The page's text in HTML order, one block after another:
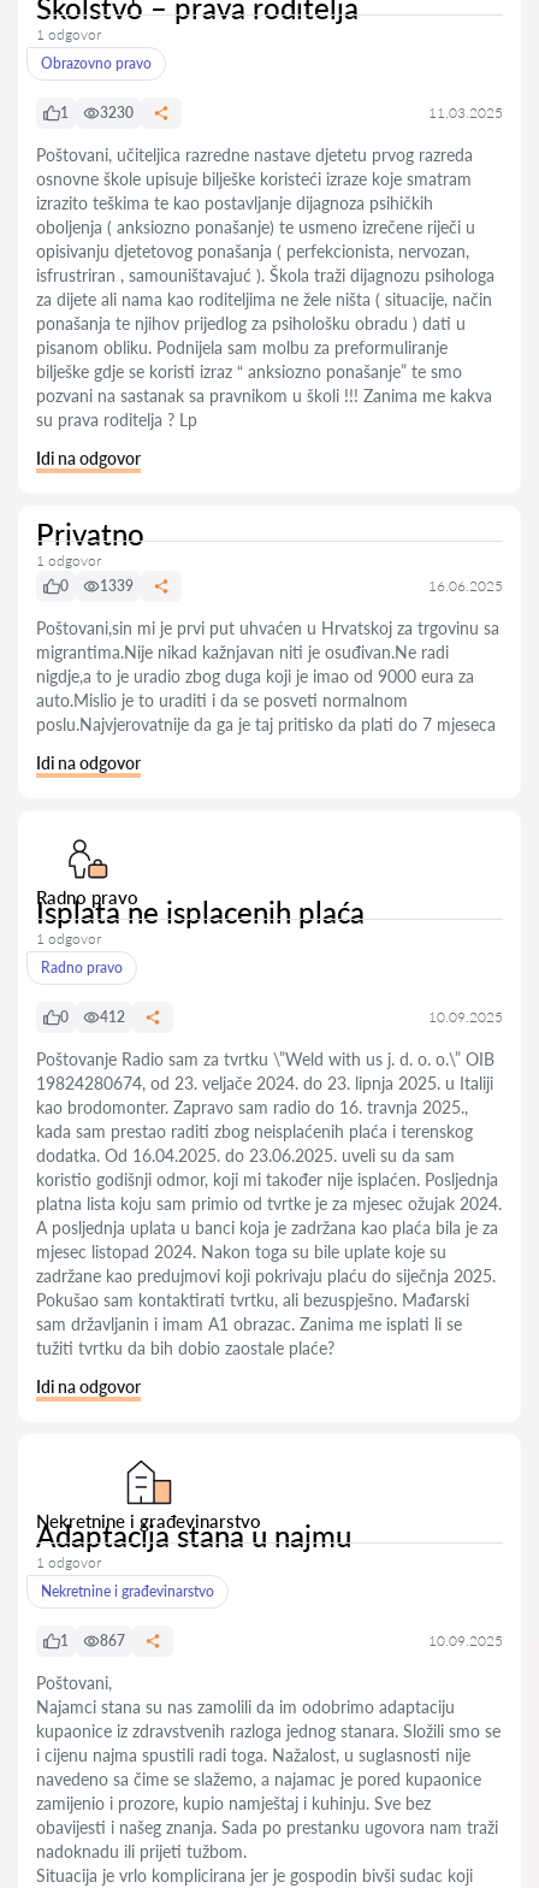
Školstvo – prava roditelja
1 odgovor
Obrazovno pravo
1 3230 11.03.2025
Poštovani, učiteljica razredne nastave djetetu prvog razreda
osnovne škole upisuje bilješke koristeći izraze koje smatram
izrazito teškima te kao postavljanje dijagnoza psihičkih
oboljenja ( anksiozno ponašanje) te usmeno izrečene riječi u
opisivanju djetetovog ponašanja ( perfekcionista, nervozan,
isfrustriran , samouništavajuć ). Škola traži dijagnozu psihologa
za dijete ali nama kao roditeljima ne žele ništa ( situacije, način
ponašanja te njihov prijedlog za psihološku obradu ) dati u
pisanom obliku. Podnijela sam molbu za preformuliranje
bilješke gdje se koristi izraz “ anksiozno ponašanje” te smo
pozvani na sastanak sa pravnikom u školi !!! Zanima me kakva
su prava roditelja ? Lp
Idi na odgovor
Privatno
1 odgovor
0
1339 16.06.2025
Poštovani,sin mi je prvi put uhvaćen u Hrvatskoj za trgovinu sa
migrantima.Nije nikad kažnjavan niti je osuđivan.Ne radi
nigdje,a to je uradio zbog duga koji je imao od 9000 eura za
auto.Mislio je to uraditi i da se posveti normalnom
poslu.Najvjerovatnije da ga je taj pritisko da plati do 7 mjeseca
Idi na odgovor
Radno pravo
Isplata ne isplacenih plaća
1 odgovor
Radno pravo
0 412 10.09.2025
Poštovanje Radio sam za tvrtku \”Weld with us j. d. o. o.\” OIB
19824280674, od 23. veljače 2024. do 23. lipnja 2025. u Italiji
kao brodomonter. Zapravo sam radio do 16. travnja 2025.,
kada sam prestao raditi zbog neisplaćenih plaća i terenskog
dodatka. Od 16.04.2025. do 23.06.2025. uveli su da sam
koristio godišnji odmor, koji mi također nije isplaćen. Posljednja
platna lista koju sam primio od tvrtke je za mjesec ožujak 2024.
A posljednja uplata u banci koja je zadržana kao plaća bila je za
mjesec listopad 2024. Nakon toga su bile uplate koje su
zadržane kao predujmovi koji pokrivaju plaću do siječnja 2025.
Pokušao sam kontaktirati tvrtku, ali bezuspješno. Mađarski
sam državljanin i imam A1 obrazac. Zanima me isplati li se
tužiti tvrtku da bih dobio zaostale plaće?
Idi na odgovor
Nekretnine i građevinarstvo
Adaptacija stana u najmu
1 odgovor
Nekretnine i građevinarstvo
1 867 10.09.2025
Poštovani,
Najamci stana su nas zamolili da im odobrimo adaptaciju
kupaonice iz zdravstvenih razloga jednog stanara. Složili smo se
i cijenu najma spustili radi toga. Nažalost, u suglasnosti nije
navedeno sa čime se slažemo, a najamac je pored kupaonice
zamijenio i prozore, kupio namještaj i kuhinju. Sve bez
obavijesti i našeg znanja. Sada po prestanku ugovora nam traži
nadoknadu ili prijeti tužbom.
Situacija je vrlo komplicirana jer je gospodin bivši sudac koji